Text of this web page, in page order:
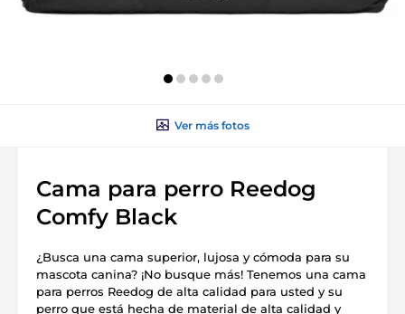
Ver más fotos
Cama para perro Reedog
Comfy Black
¿Busca una cama superior, lujosa y cómoda para su
mascota canina? ¡No busque más! Tenemos una cama
para perros Reedog de alta calidad para usted y su
perro que está hecha de material de alta calidad y